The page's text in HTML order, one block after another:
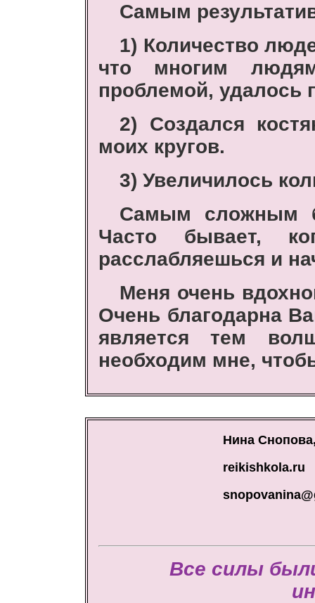
Самым
1) Количество
что многим
проблемой, удалось
2) Cоздался
моих кругов.
3) Увеличилось
Самым сложным
Часто бывает,
расслабляешься и
Меня очень
Очень благодарна
является тем
необходим мне,
Нина
reikishkola.ru
Все силы